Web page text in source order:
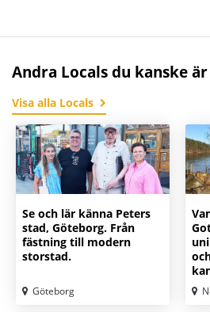
Andra Locals du kanske
Visa alla Locals
Se och lär känna Peters
stad, Göteborg. Från
fästning till modern
storstad.
Göteborg